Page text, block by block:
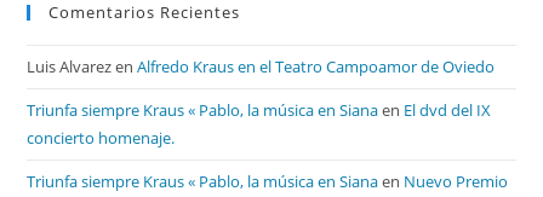
Comentarios Recientes
Luis AlvarezenAlfredo Kraus en el Teatro Campoamor de Oviedo
Triunfa siempre Kraus « Pablo, la música en Sianaen El dvd del IX
concierto homenaje.
Triunfa siempre Kraus « Pablo, la música en Sianaen Nuevo Premio